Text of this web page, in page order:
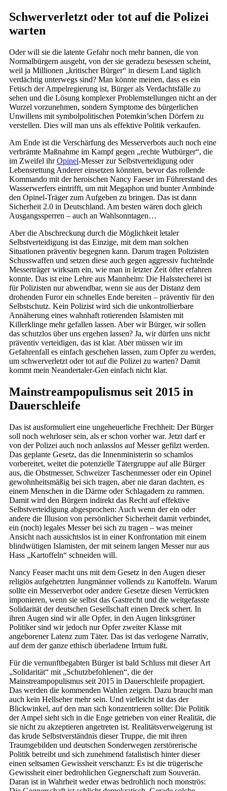
Schwerverletzt oder tot auf die Polizei
warten
Oder will sie die latente Gefahr noch mehr bannen, die von
Normalbürgern ausgeht, von der sie geradezu besessen scheint,
weil ja Millionen „kritischer Bürger“ in diesem Land täglich
verdächtig unterwegs sind? Man könnte meinen, dass es ein
Fetisch der Ampelregierung ist, Bürger als Verdachtsfälle zu
sehen und die Lösung komplexer Problemstellungen nicht an der
Wurzel vorzunehmen, sondern Symptome des bürgerlichen
Unwillens mit symbolpolitischen Potemkin’schen Dörfern zu
verstellen. Dies will man uns als effektive Politik verkaufen.
Am Ende ist die Verschärfung des Messerverbots auch noch eine
verbrämte Maßnahme im Kampf gegen „rechte Wutbürger“, die
im Zweifel ihrOpinel-Messer zur Selbstverteidigung oder
Lebensrettung Anderer einsetzen könnten, bevor das rollende
Kommando mit der heroischen Nancy Faeser im Führerstand des
Wasserwerfers eintrifft, um mit Megaphon und bunter Armbinde
den Opinel-Träger zum Aufgeben zu bringen. Das ist dann
Sicherheit 2.0 in Deutschland. Am besten wären doch gleich
Ausgangssperren – auch an Wahlsonntagen…
Aber die Abschreckung durch die Möglichkeit letaler
Selbstverteidigung ist das Einzige, mit dem man solchen
Situationen präventiv begegnen kann. Darum tragen Polizisten
Schusswaffen und setzen diese auch gegen aggressiv fuchtelnde
Messerträger wirksam ein, wie man in letzter Zeit öfter erfahren
konnte. Das ist eine Lehre aus Mannheim: Die Halsstecherei ist
für Polizisten nur abwendbar, wenn sie aus der Distanz dem
drohenden Furor ein schnelles Ende bereiten – präventiv für den
Selbstschutz. Kein Polizist wird sich die unkontrollierbare
Annäherung eines wahnhaft rotierenden Islamisten mit
Killerklinge mehr gefallen lassen. Aber wir Bürger, wir sollen
das schutzlos über uns ergehen lassen? Ja, wir dürfen uns nicht
präventiv verteidigen, das ist klar. Aber müssen wir im
Gefahrenfall es einfach geschehen lassen, zum Opfer zu werden,
um schwerverletzt oder tot auf die Polizei zu warten? Damit
kommt mein Neandertaler-Gen einfach nicht klar.
Mainstreampopulismus seit 2015 in
Dauerschleife
Das ist ausformuliert eine ungeheuerliche Frechheit: Der Bürger
soll noch wehrloser sein, als er schon vorher war. Jetzt darf er
von der Polizei auch noch anlasslos auf Messer gefilzt werden.
Das geplante Gesetz, das die Innenministerin so schamlos
vorbereitet, weitet die potenzielle Tätergruppe auf alle Bürger
aus, die Obstmesser, Schweizer Taschenmesser oder ein Opinel
gewohnheitsmäßig bei sich tragen, aber nie daran dachten, es
einem Menschen in die Därme oder Schlagadern zu rammen.
Damit wird den Bürgern indirekt das Recht auf effektive
Selbstverteidigung abgesprochen: Auch wenn der ein oder
andere die Illusion von persönlicher Sicherheit damit verbindet,
ein (noch) legales Messer bei sich zu tragen – was meiner
Ansicht nach aussichtslos ist in einer Konfrontation mit einem
blindwütigen Islamisten, der mit seinem langen Messer nur aus
Hass „Kartoffeln“ schneiden will.
Nancy Feaser macht uns mit dem Gesetz in den Augen dieser
religiös aufgehetzten Jungmänner vollends zu Kartoffeln. Warum
sollte ein Messerverbot oder andere Gesetze diesen Verrückten
imponieren, wenn sie selbst das Gastrecht und die weitgefasste
Solidarität der deutschen Gesellschaft einen Dreck schert. In
ihren Augen sind wir alle Opfer, in den Augen linksgrüner
Politiker sind wir jedoch nur Opfer zweiter Klasse mit
angeborener Latenz zum Täter. Das ist das verlogene Narrativ,
auf dem der ganze ethisch überladene Irrtum fußt.
Für die vernunftbegabten Bürger ist bald Schluss mit dieser Art
„Solidarität“ mit „Schutzbefohlenen“, die der
Mainstreampopulismus seit 2015 in Dauerschleife propagiert.
Das werden die kommenden Wahlen zeigen. Dazu braucht man
auch kein Hellseher mehr sein. Und vielleicht ist das der
Blickwinkel, auf den man sich konzentrieren sollte: Die Politik
der Ampel sieht sich in die Enge getrieben von einer Realität, die
sie nicht zu akzeptieren angetreten ist. Realitätsverweigerung ist
das krude Selbstverständnis dieser Truppe, die mit ihren
Traumgebilden und deutschen Sonderwegen zerstörerische
Politik betreibt und sich zunehmend fatalistisch hinter dieser
einen seltsamen Gewissheit verschanzt: Es ist die trügerische
Gewissheit einer bedrohlichen Gegnerschaft zum Souverän.
Daran ist in Wahrheit weder etwas bedrohlich noch monströs: